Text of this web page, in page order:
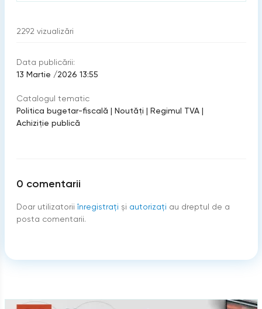
2292 vizualizări
Data publicării:
13 Martie /2026 13:55
Catalogul tematic
Politica bugetar-fiscală | Noutăți | Regimul TVA |
Achiziţie publică
0 comentarii
Doar utilizatorii înregistraţi şi autorizați au dreptul de a
posta comentarii.